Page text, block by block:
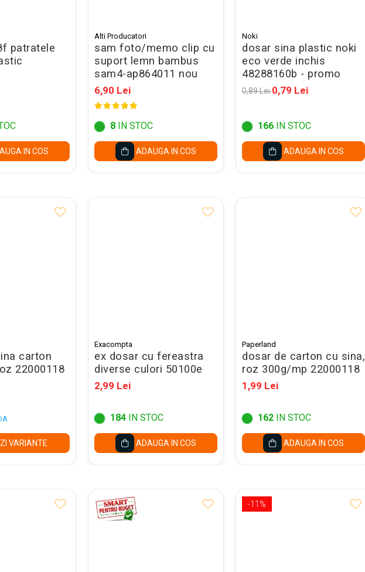
patratele
IN COS
Alti Producatori
sam foto/memo clip cu
suport lemn bambus
sam4-ap864011 nou
6,90 Lei
8 IN STOC
ADAUGA IN COS
Noki
dosar sina plastic noki
eco verde inchis
48288160b - promo
0,89 Lei0,79 Lei
166 IN STOC
ADAUGA IN COS
carton
22000118
VARIANTE
Exacompta
ex dosar cu fereastra
diverse culori 50100e
2,99 Lei
184 IN STOC
ADAUGA IN COS
Paperland
dosar de carton cu sina,
roz 300g/mp 22000118
1,99 Lei
162 IN STOC
ADAUGA IN COS
-11%